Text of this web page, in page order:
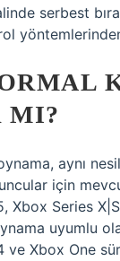
serbest
MI?
aynı nesil
için
Xbox Series
uyumlu
ve Xbox One